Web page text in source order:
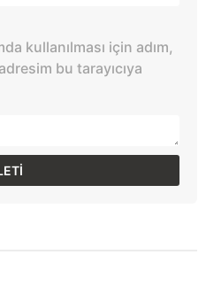
kullanılması için adım,
bu tarayıcıya